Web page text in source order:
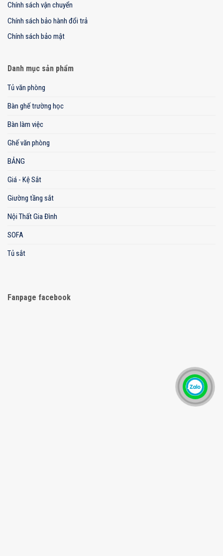
Chính sách vận chuyển
Chính sách bảo hành đổi trả
Chính sách bảo mật
Danh mục sản phẩm
Tủ văn phòng
Bàn ghế trường học
Bàn làm việc
Ghế văn phòng
BẢNG
Giá - Kệ Sắt
Giường tầng sắt
Nội Thất Gia Đình
SOFA
Tủ sắt
Fanpage facebook